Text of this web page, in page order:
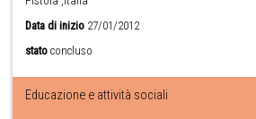
Data di inizio 27/01/2012
stato concluso
Educazione e attività sociali